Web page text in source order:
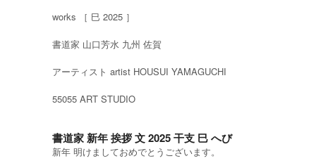
works ［ 巳 2025 ］
書道家 山口芳水 九州 佐賀
アーティスト artist HOUSUI YAMAGUCHI
55055 ART STUDIO
書道家 新年 挨拶 文 2025 干支 巳 へび
新年 明けましておめでとうございます。